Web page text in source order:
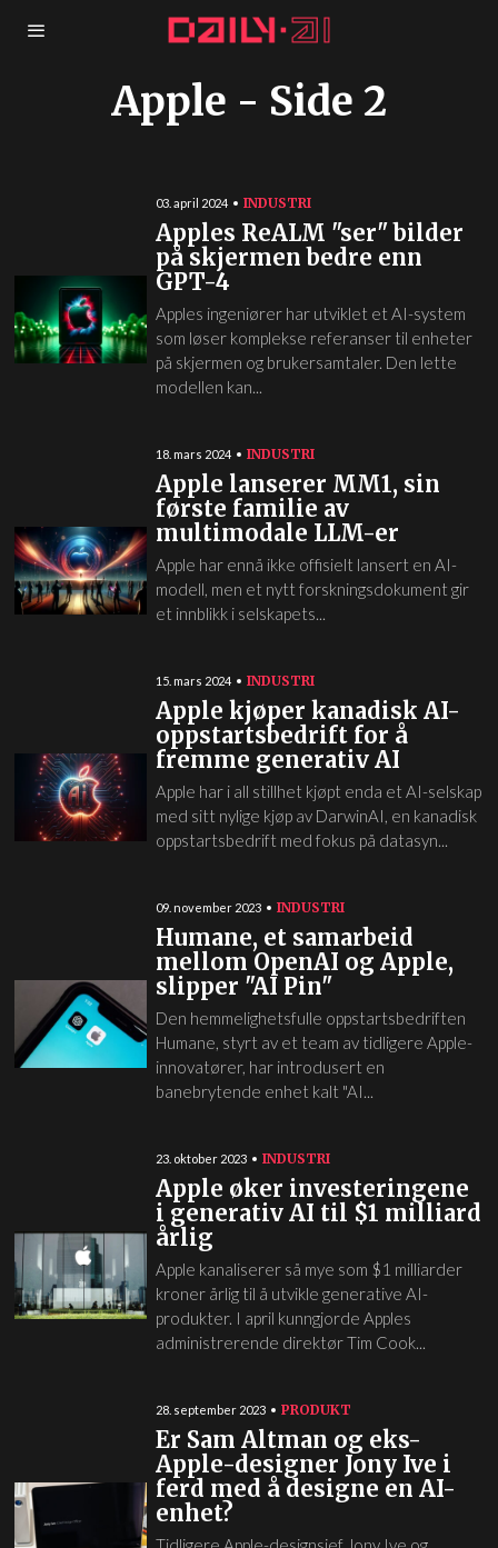
Apple - Side 2
03. april 2024 INDUSTRI
Apples ReALM "ser" bilder
på skjermen bedre enn
GPT-4
Apples ingeniører har utviklet et AI-system
som løser komplekse referanser til enheter
på skjermen og brukersamtaler. Den lette
modellen kan...
18. mars 2024 INDUSTRI
Apple lanserer MM1, sin
første familie av
multimodale LLM-er
Apple har ennå ikke offisielt lansert en AI-
modell, men et nytt forskningsdokument gir
et innblikk i selskapets...
15. mars 2024 INDUSTRI
Apple kjøper kanadisk AI-
oppstartsbedrift for å
fremme generativ AI
Apple har i all stillhet kjøpt enda et AI-selskap
med sitt nylige kjøp av DarwinAI, en kanadisk
oppstartsbedrift med fokus på datasyn...
09. november 2023 INDUSTRI
Humane, et samarbeid
mellom OpenAI og Apple,
slipper "AI Pin"
Den hemmelighetsfulle oppstartsbedriften
Humane, styrt av et team av tidligere Apple-
innovatører, har introdusert en
banebrytende enhet kalt "AI...
23. oktober 2023 INDUSTRI
Apple øker investeringene
i generativ AI til $1 milliard
årlig
Apple kanaliserer så mye som $1 milliarder
kroner årlig til å utvikle generative AI-
produkter. I april kunngjorde Apples
administrerende direktør Tim Cook...
28. september 2023 PRODUKT
Er Sam Altman og eks-
Apple-designer Jony Ive i
ferd med å designe en AI-
enhet?